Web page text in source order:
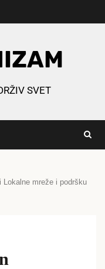
SVET
Lokalne mreže i podršku